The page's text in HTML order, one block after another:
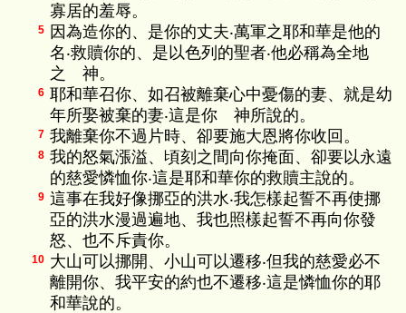
寡居的羞辱。
5
因為造你的、是你的丈夫‧萬軍之耶和華是他的
名‧救贖你的、是以色列的聖者‧他必稱為全地
之 神。
6 耶和華召你、如召被離棄心中憂傷的妻、就是幼
年所娶被棄的妻‧這是你 神所說的。
7 我離棄你不過片時、卻要施大恩將你收回。
8 我的怒氣漲溢、頃刻之間向你掩面、卻要以永遠
的慈愛憐恤你‧這是耶和華你的救贖主說的。
9 這事在我好像挪亞的洪水‧我怎樣起誓不再使挪
亞的洪水漫過遍地、我也照樣起誓不再向你發
怒、也不斥責你。
10 大山可以挪開、小山可以遷移‧但我的慈愛必不
離開你、我平安的約也不遷移‧這是憐恤你的耶
和華說的。